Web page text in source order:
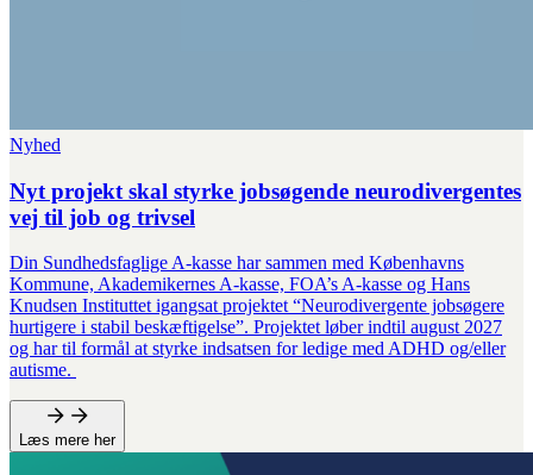
Nyhed
Nyt projekt skal styrke jobsøgende neurodivergentes
vej til job og trivsel
Din Sundhedsfaglige A-kasse har sammen med Københavns
Kommune, Akademikernes A-kasse, FOA’s A-kasse og Hans
Knudsen Instituttet igangsat projektet “Neurodivergente jobsøgere
hurtigere i stabil beskæftigelse”. Projektet løber indtil august 2027
og har til formål at styrke indsatsen for ledige med ADHD og/eller
autisme.
Læs mere her